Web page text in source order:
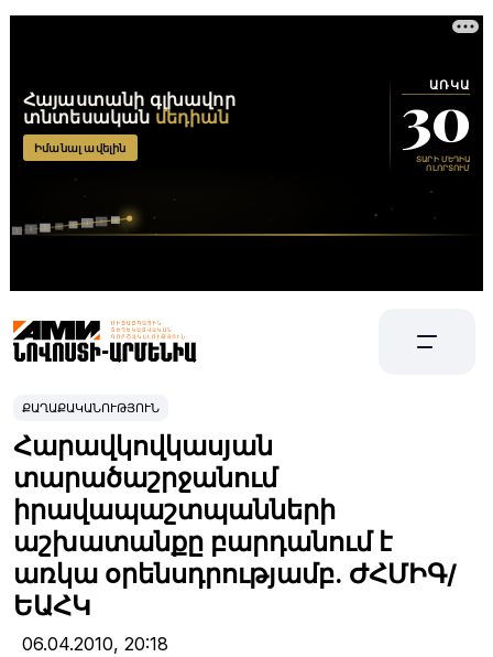
ՔԱՂԱՔԱԿԱՆՈՒԹՅՈՒՆ
Հարավկովկասյան
տարածաշրջանում
իրավապաշտպանների
աշխատանքը բարդանում է
առկա օրենսդրությամբ. ԺՀՄԻԳ/
ԵԱՀԿ
06.04.2010, 20:18